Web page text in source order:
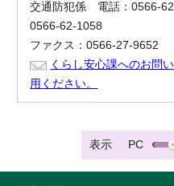
交通防犯係 電話：0566-
0566-62-1058
ファクス：0566-27-9652
くらし安心課へのお問
用ください。
表示 PC